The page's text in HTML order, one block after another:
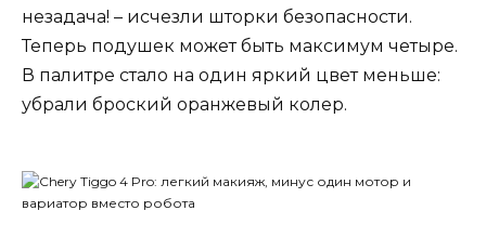
незадача! – исчезли шторки безопасности.
Теперь подушек может быть максимум четыре.
В палитре стало на один яркий цвет меньше:
убрали броский оранжевый колер.